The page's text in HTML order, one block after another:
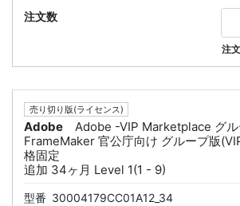
注
売り切り版(ライセンス)
Adobe
Adobe -VIP Marketplace グル
FrameMaker 官公庁向け グループ版
格固定
追加 34ヶ月 Level 1(1 - 9)
型番 30004179CC01A12_34